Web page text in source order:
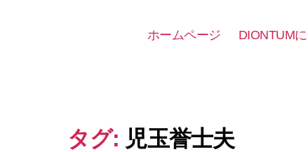
ホームページ DIONTUM
タグ: 児玉誉士夫